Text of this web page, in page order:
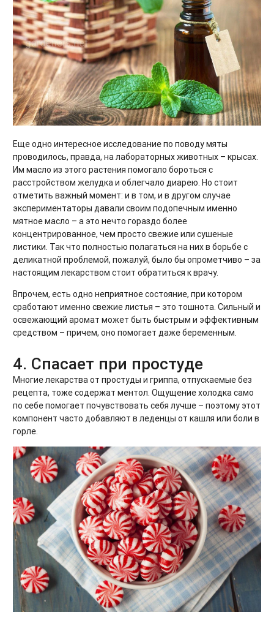
Еще одно интересное исследование по поводу мяты
проводилось, правда, на лабораторных животных – крысах.
Им масло из этого растения помогало бороться с
расстройством желудка и облегчало диарею. Но стоит
отметить важный момент: и в том, и в другом случае
экспериментаторы давали своим подопечным именно
мятное масло – а это нечто гораздо более
концентрированное, чем просто свежие или сушеные
листики. Так что полностью полагаться на них в борьбе с
деликатной проблемой, пожалуй, было бы опрометчиво – за
настоящим лекарством стоит обратиться к врачу.
Впрочем, есть одно неприятное состояние, при котором
сработают именно свежие листья – это тошнота. Сильный и
освежающий аромат может быть быстрым и эффективным
средством – причем, оно помогает даже беременным.
4. Спасает при простуде
Многие лекарства от простуды и гриппа, отпускаемые без
рецепта, тоже содержат ментол. Ощущение холодка само
по себе помогает почувствовать себя лучше – поэтому этот
компонент часто добавляют в леденцы от кашля или боли в
горле.